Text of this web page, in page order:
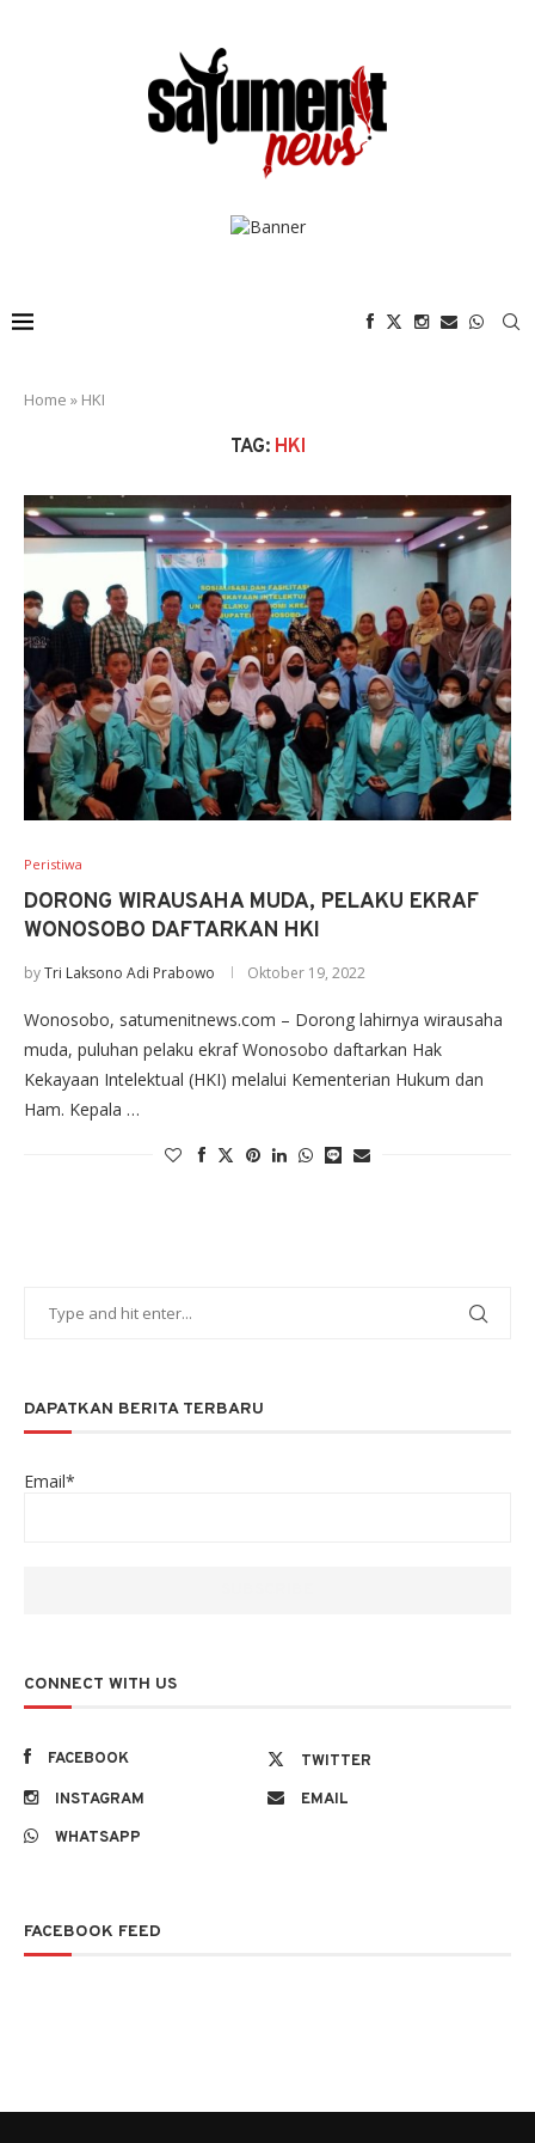
Home » HKI
TAG: HKI
Peristiwa
DORONG WIRAUSAHA MUDA, PELAKU EKRAF
WONOSOBO DAFTARKAN HKI
byTri Laksono Adi Prabowo Oktober 19, 2022
Wonosobo, satumenitnews.com – Dorong lahirnya wirausaha
muda, puluhan pelaku ekraf Wonosobo daftarkan Hak
Kekayaan Intelektual (HKI) melalui Kementerian Hukum dan
Ham. Kepala …
DAPATKAN BERITA TERBARU
Email*
CONNECT WITH US
FACEBOOK
TWITTER
INSTAGRAM
EMAIL
WHATSAPP
FACEBOOK FEED